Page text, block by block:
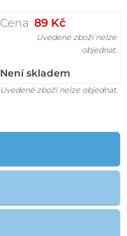
Cena 89 Kč
Uvedené zboží nelze
objednat.
Není skladem
Uvedené zboží nelze objednat.